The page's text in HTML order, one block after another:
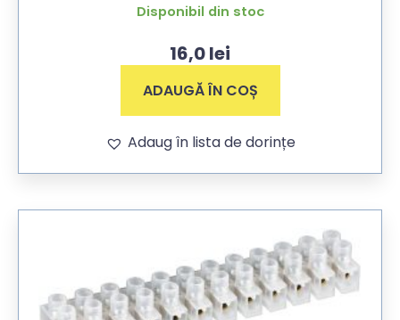
Disponibil din stoc
16,0lei
ADAUGĂ ÎN COȘ
Adaug în lista de dorințe